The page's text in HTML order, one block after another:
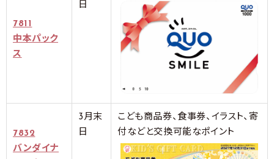
7811
中本パック
ス
日
7832
バンダイナ
3月末
日
こども商品券、食事券、イラスト、寄
付などと交換可能なポイント